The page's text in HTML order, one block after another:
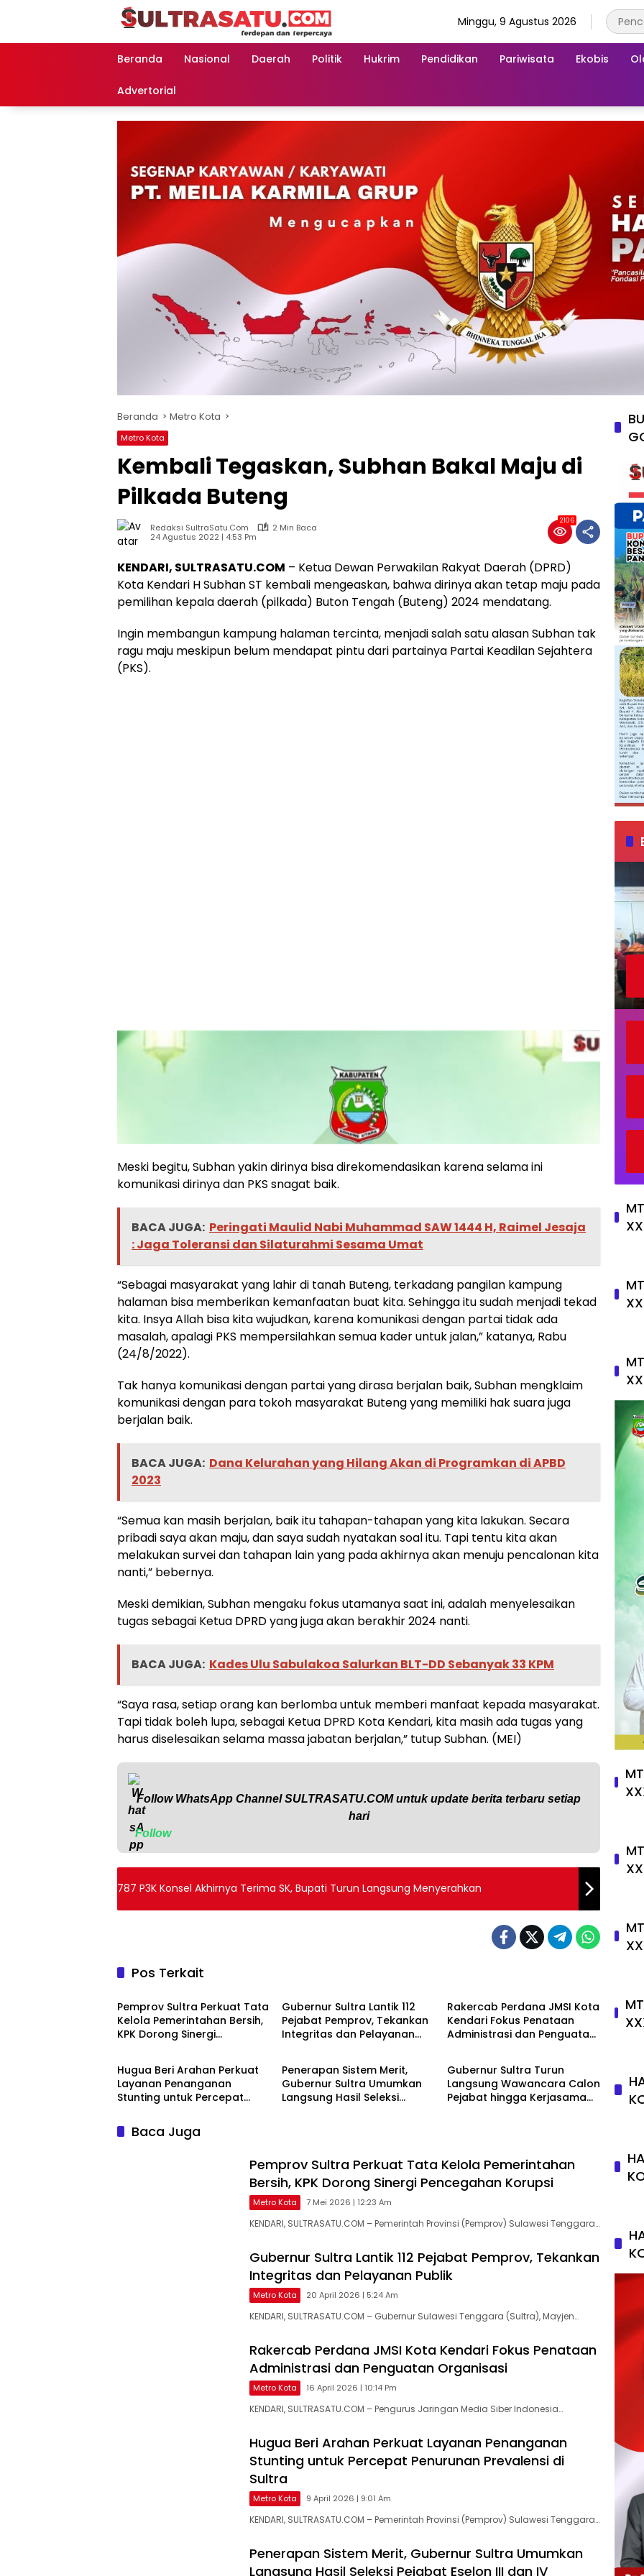
Minggu, 9 Agustus 2026
Beranda Nasional Daerah Politik Hukrim Pendidikan Pariwisata Ekobis
Advertorial
Beranda Metro Kota
Metro Kota
Kembali Tegaskan, Subhan Bakal Maju di
Pilkada Buteng
Redaksi SultraSatu.Com
2 Min Baca
24 Agustus 2022 | 4:53 Pm
2106
KENDARI, SULTRASATU.COM – Ketua Dewan Perwakilan Rakyat Daerah (DPRD)
Kota Kendari H Subhan ST kembali mengeaskan, bahwa dirinya akan tetap maju pada
pemilihan kepala daerah (pilkada) Buton Tengah (Buteng) 2024 mendatang.
Ingin membangun kampung halaman tercinta, menjadi salah satu alasan Subhan tak
ragu maju meskipun belum mendapat pintu dari partainya Partai Keadilan Sejahtera
(PKS).
Meski begitu, Subhan yakin dirinya bisa direkomendasikan karena selama ini
komunikasi dirinya dan PKS snagat baik.
BACA JUGA: Peringati Maulid Nabi Muhammad SAW 1444 H, Raimel Jesaja
: Jaga Toleransi dan Silaturahmi Sesama Umat
“Sebagai masyarakat yang lahir di tanah Buteng, terkadang pangilan kampung
halaman bisa memberikan kemanfaatan buat kita. Sehingga itu sudah menjadi tekad
kita. Insya Allah bisa kita wujudkan, karena komunikasi dengan partai tidak ada
masalah, apalagi PKS mempersilahkan semua kader untuk jalan,” katanya, Rabu
(24/8/2022).
Tak hanya komunikasi dengan partai yang dirasa berjalan baik, Subhan mengklaim
komunikasi dengan para tokoh masyarakat Buteng yang memiliki hak suara juga
berjalan baik.
BACA JUGA: Dana Kelurahan yang Hilang Akan di Programkan di APBD
2023
“Semua kan masih berjalan, baik itu tahapan-tahapan yang kita lakukan. Secara
pribadi saya akan maju, dan saya sudah nyatakan soal itu. Tapi tentu kita akan
melakukan survei dan tahapan lain yang pada akhirnya akan menuju pencalonan kita
nanti,” bebernya.
Meski demikian, Subhan mengaku fokus utamanya saat ini, adalah menyelesaikan
tugas sebagai Ketua DPRD yang juga akan berakhir 2024 nanti.
BACA JUGA: Kades Ulu Sabulakoa Salurkan BLT-DD Sebanyak 33 KPM
“Saya rasa, setiap orang kan berlomba untuk memberi manfaat kepada masyarakat.
Tapi tidak boleh lupa, sebagai Ketua DPRD Kota Kendari, kita masih ada tugas yang
harus diselesaikan selama massa jabatan berjalan,” tutup Subhan. (MEI)
Follow WhatsApp ChannelSULTRASATU.COMuntuk update berita terbaru setiap
hari
Follow
787 P3K Konsel Akhirnya Terima SK, Bupati Turun Langsung Menyerahkan
Pos Terkait
Metro Kota
Pemprov Sultra Perkuat Tata
Kelola Pemerintahan Bersih,
KPK Dorong Sinergi
Gubernur Sultra Lantik 112
Pejabat Pemprov, Tekankan
Integritas dan Pelayanan
Rakercab Perdana JMSI Kota
Kendari Fokus Penataan
Administrasi dan Penguatan
Metro Kota
Hugua Beri Arahan Perkuat
Layanan Penanganan
Stunting untuk Percepat
Sultra
Metro Kota
Penerapan Sistem Merit,
Gubernur Sultra Umumkan
Langsung Hasil Seleksi
Metro Kota
Gubernur Sultra Turun
Langsung Wawancara Calon
Pejabat hingga Kerjasama
Baca Juga
Pemprov Sultra Perkuat Tata Kelola Pemerintahan
Bersih, KPK Dorong Sinergi Pencegahan Korupsi
Metro Kota 7 Mei 2026 | 12:23 Am
KENDARI, SULTRASATU.COM – Pemerintah Provinsi (Pemprov) Sulawesi Tenggara…
Gubernur Sultra Lantik 112 Pejabat Pemprov, Tekankan
Integritas dan Pelayanan Publik
Metro Kota 20 April 2026 | 5:24 Am
KENDARI, SULTRASATU.COM – Gubernur Sulawesi Tenggara (Sultra), Mayjen…
Rakercab Perdana JMSI Kota Kendari Fokus Penataan
Administrasi dan Penguatan Organisasi
Metro Kota 16 April 2026 | 10:14 Pm
KENDARI, SULTRASATU.COM – Pengurus Jaringan Media Siber Indonesia…
Hugua Beri Arahan Perkuat Layanan Penanganan
Stunting untuk Percepat Penurunan Prevalensi di
Sultra
Metro Kota 9 April 2026 | 9:01 Am
KENDARI, SULTRASATU.COM – Pemerintah Provinsi (Pemprov) Sulawesi Tenggara…
Penerapan Sistem Merit, Gubernur Sultra Umumkan
Langsung Hasil Seleksi Pejabat Eselon III dan IV